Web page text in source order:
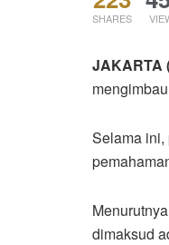
SHARES
JAKARTA
Selama ini,
dimaksud